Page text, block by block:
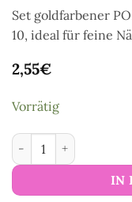
Set goldfarbener
10, ideal für feine
2,55€
Vorrätig
PONY-
IN